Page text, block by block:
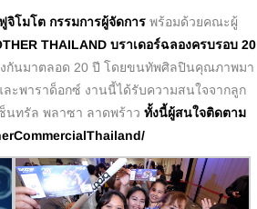
จิโมโต กรรมการผู้จัดการ พร้อมด้วยคณะผู้
THAILAND บราเดอร์ฉลองครบรอบ 20
งกันมาตลอด 20 ปี โดยขนทัพศิลปินคุณภาพมา
ะพาราด็อกซ์ งานนี้ได้รับความสนใจจากลูก
นทรัล พลาซา ลาดพร้าวทั้งนี้ผู้สนใจติดตาม